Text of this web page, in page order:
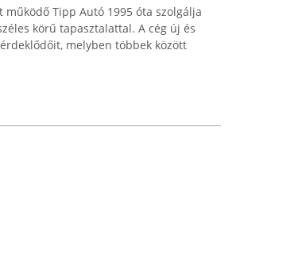
Tipp Autó 1995 óta szolgálja
körű tapasztalattal. A cég új és
melyben többek között